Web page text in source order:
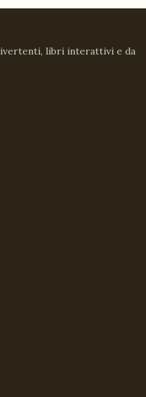
libri interattivi e da